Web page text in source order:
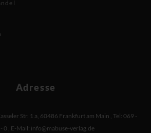
Adresse
Str. 1 a, 60486 Frankfurt am Main , Tel: 069 -
0 , E-Mail: info@mabuse-verlag.de